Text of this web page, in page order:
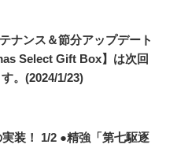
ナンス＆節分アップデート
Select Gift Box】は次回
。(2024/1/23)
装！ 1/2 ●精強「第七駆逐